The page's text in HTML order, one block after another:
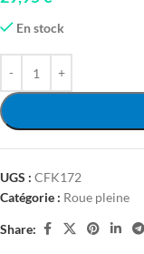
En stock
UGS : CFK172
Catégorie : Roue pleine
Share: